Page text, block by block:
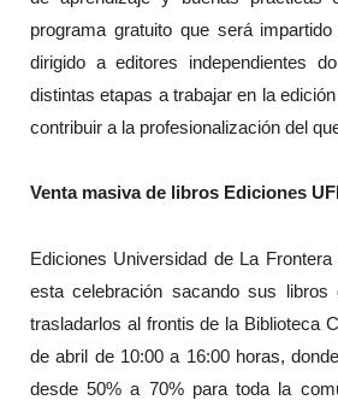
programa gratuito que será
dirigido a editores independientes
distintas etapas a trabajar en la
contribuir a la profesionalización del
Venta masiva de libros Ediciones
Ediciones Universidad de La
esta celebración sacando sus libros
trasladarlos al frontis de la Biblioteca
de abril de 10:00 a 16:00 horas,
desde 50% a 70% para toda la